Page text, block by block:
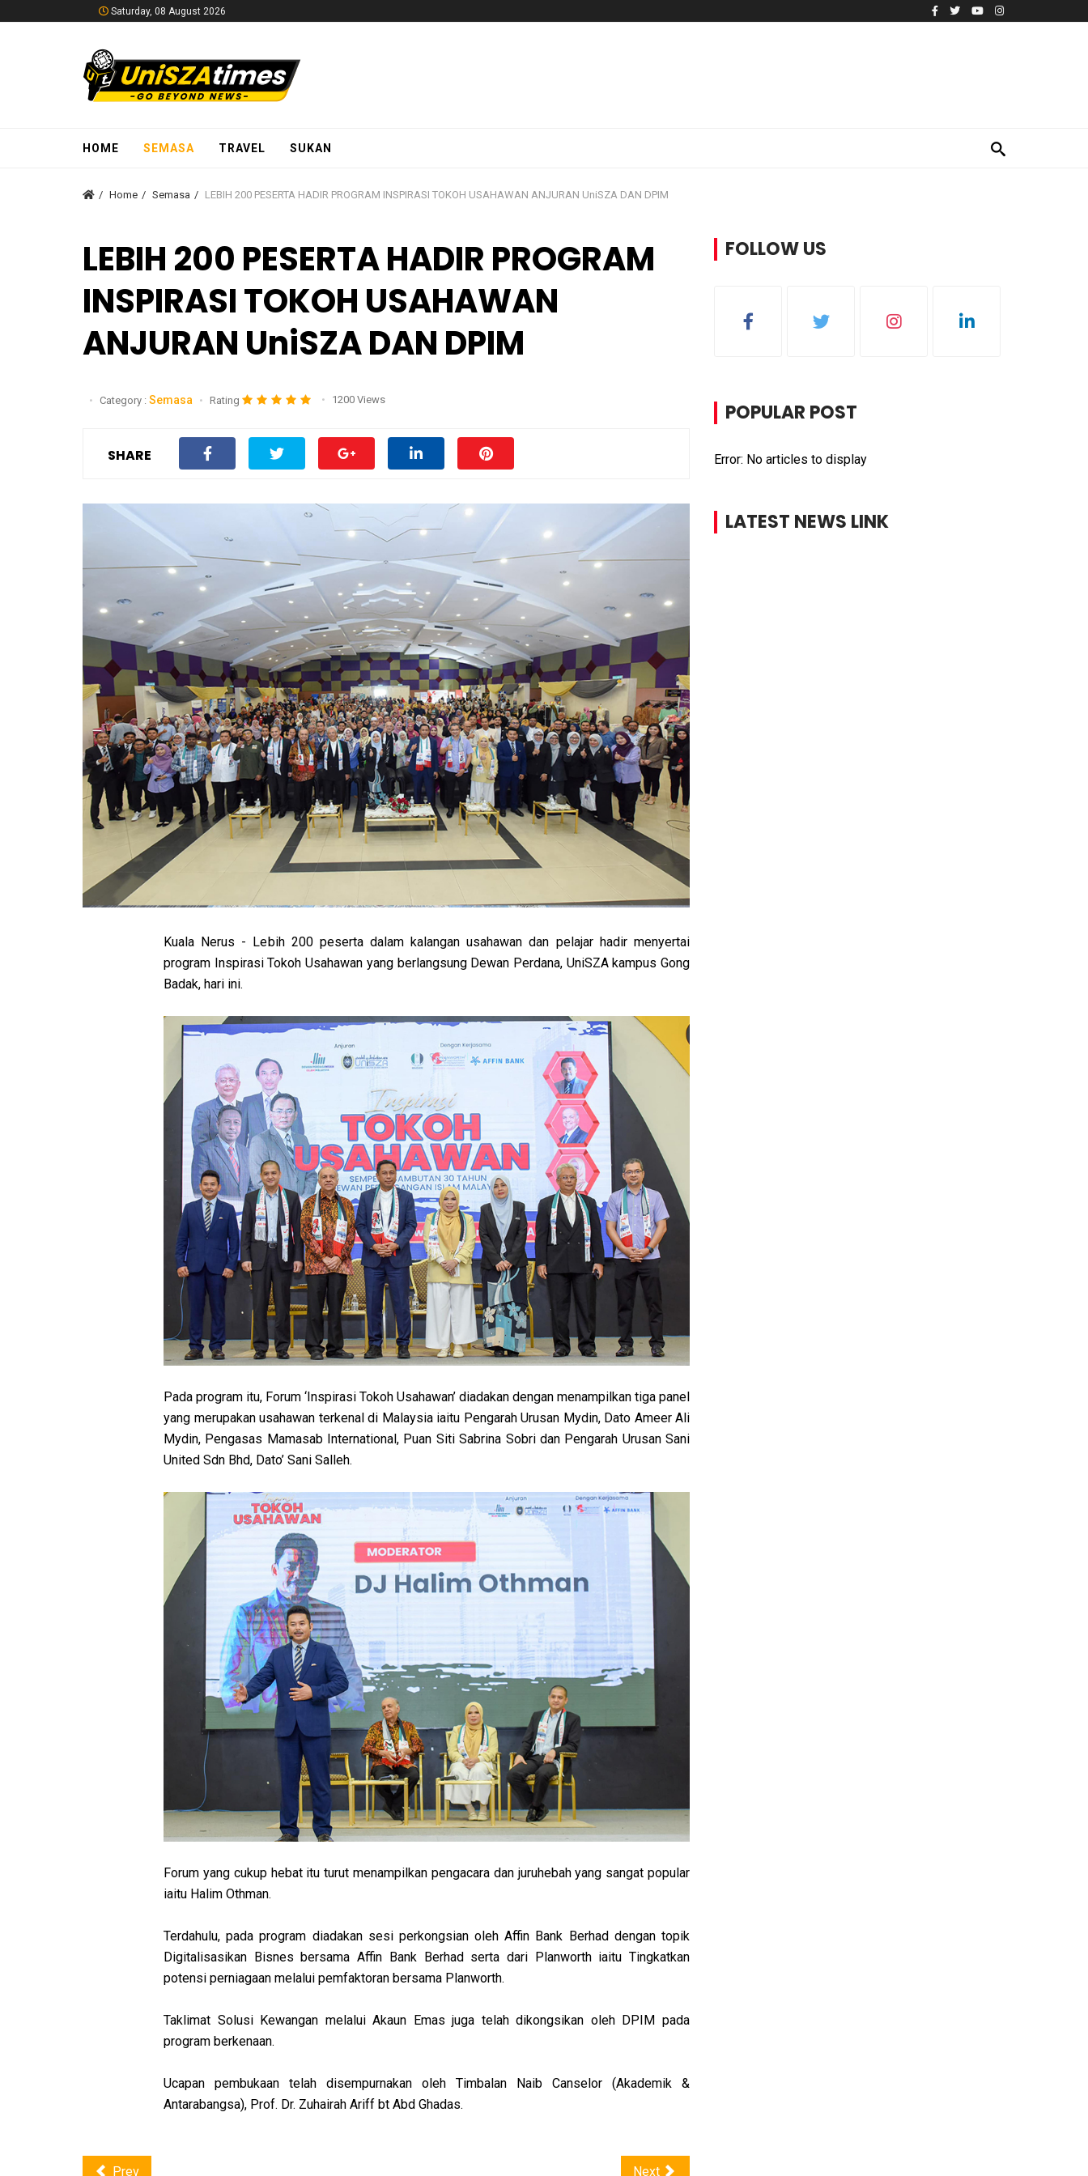
Saturday, 08 August 2026
HOME SEMASA TRAVEL SUKAN
Home Semasa LEBIH 200 PESERTA HADIR PROGRAM INSPIRASI TOKOH USAHAWAN ANJURAN UniSZA DAN DPIM
LEBIH 200 PESERTA HADIR PROGRAM
INSPIRASI TOKOH USAHAWAN
ANJURAN UniSZA DAN DPIM
Category : Semasa Rating 1200 Views
SHARE
Kuala Nerus - Lebih 200 peserta dalam kalangan usahawan dan pelajar hadir menyertai
program Inspirasi Tokoh Usahawan yang berlangsung Dewan Perdana, UniSZA kampus Gong
Badak, hari ini.
Pada program itu, Forum ‘Inspirasi Tokoh Usahawan’ diadakan dengan menampilkan tiga panel
yang merupakan usahawan terkenal di Malaysia iaitu Pengarah Urusan Mydin, Dato Ameer Ali
Mydin, Pengasas Mamasab International, Puan Siti Sabrina Sobri dan Pengarah Urusan Sani
United Sdn Bhd, Dato’ Sani Salleh.
Forum yang cukup hebat itu turut menampilkan pengacara dan juruhebah yang sangat popular
iaitu Halim Othman.
Terdahulu, pada program diadakan sesi perkongsian oleh Affin Bank Berhad dengan topik
Digitalisasikan Bisnes bersama Affin Bank Berhad serta dari Planworth iaitu Tingkatkan
potensi perniagaan melalui pemfaktoran bersama Planworth.
Taklimat Solusi Kewangan melalui Akaun Emas juga telah dikongsikan oleh DPIM pada
program berkenaan.
Ucapan pembukaan telah disempurnakan oleh Timbalan Naib Canselor (Akademik &
Antarabangsa), Prof. Dr. Zuhairah Ariff bt Abd Ghadas.
Prev Next
FOLLOW US
POPULAR POST
Error: No articles to display
LATEST NEWS LINK